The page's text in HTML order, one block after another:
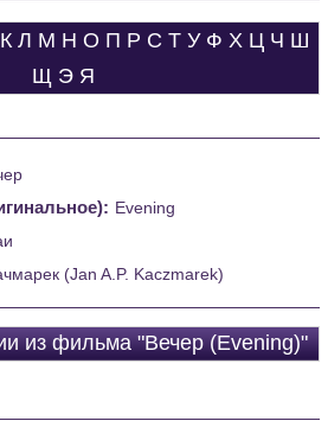
К Л М Н О П Р С Т У Ф Х Ц Ч Ш
Щ Э Я
Evening
(Jan A.P. Kaczmarek)
из фильма "Вечер (Evening)"